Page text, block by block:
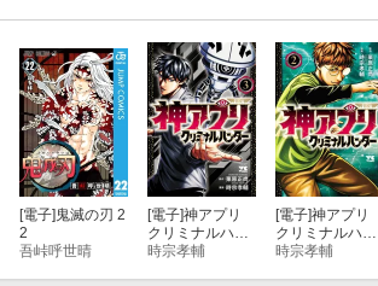
[電子] 鬼滅の刃 2
2
吾峠呼世晴
[電子]神アプリ
クリミナルハン
ター 3
時宗孝輔
[電子]神アプリ
クリミナルハン
ター 2
時宗孝輔